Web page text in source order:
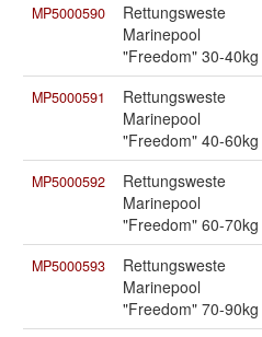
MP5000590
Rettungsweste
Marinepool
"Freedom" 30-40kg
MP5000591
Rettungsweste
Marinepool
"Freedom" 40-60kg
MP5000592
Rettungsweste
Marinepool
"Freedom" 60-70kg
MP5000593
Rettungsweste
Marinepool
"Freedom" 70-90kg